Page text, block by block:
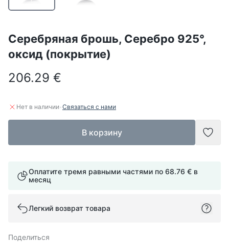
Серебряная брошь, Серебро 925°,
оксид (покрытие)
206.29 €
Нет в наличии·Связаться с нами
В корзину
Оплатите тремя равными частями по 68.76 € в
месяц
Легкий возврат товара
Поделиться